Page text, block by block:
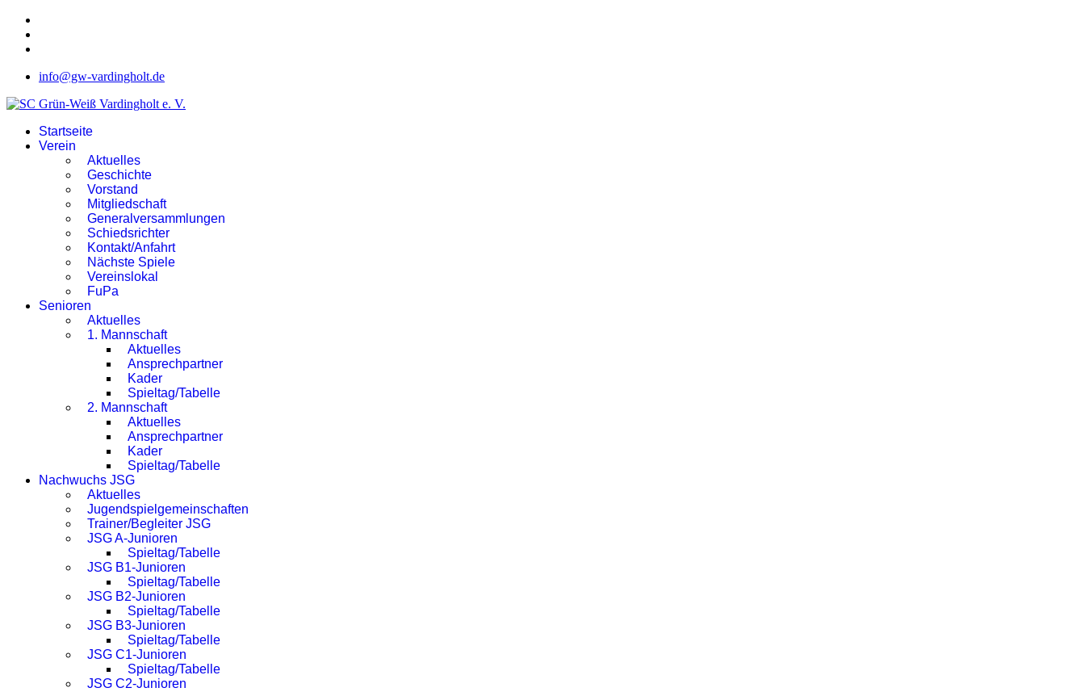
info@gw-vardingholt.de
Startseite
Verein
Aktuelles
Geschichte
Vorstand
Mitgliedschaft
Generalversammlungen
Schiedsrichter
Kontakt/Anfahrt
Nächste Spiele
Vereinslokal
FuPa
Senioren
Aktuelles
1. Mannschaft
Aktuelles
Ansprechpartner
Kader
Spieltag/Tabelle
2. Mannschaft
Aktuelles
Ansprechpartner
Kader
Spieltag/Tabelle
Nachwuchs JSG
Aktuelles
Jugendspielgemeinschaften
Trainer/Begleiter JSG
JSG A-Junioren
Spieltag/Tabelle
JSG B1-Junioren
Spieltag/Tabelle
JSG B2-Junioren
Spieltag/Tabelle
JSG B3-Junioren
Spieltag/Tabelle
JSG C1-Junioren
Spieltag/Tabelle
JSG C2-Junioren